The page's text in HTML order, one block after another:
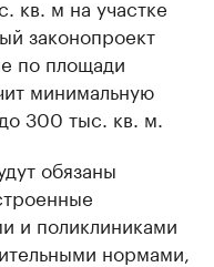
кв. м на участке
законопроект
по площади
минимальную
300 тыс. кв. м.
обязаны
и поликлиниками
нормами,